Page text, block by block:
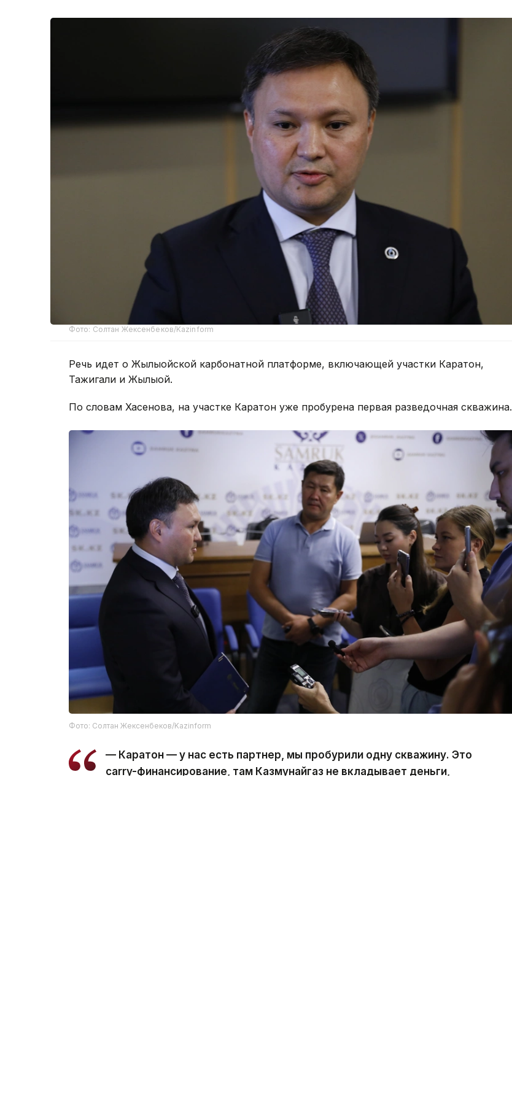
Фото: Солтан Жексенбеков/Kazinform
Речь идет о Жылыойской карбонатной платформе, включающей участки Каратон,
Тажигали и Жылыой.
По словам Хасенова, на участке Каратон уже пробурена первая разведочная скважина.
Фото: Солтан Жексенбеков/Kazinform
— Каратон — у нас есть партнер, мы пробурили одну скважину. Это
carry-финансирование, там Казмунайгаз не вкладывает деньги,